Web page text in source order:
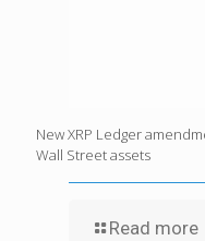
New XRP Ledger
Wall Street assets
Read more